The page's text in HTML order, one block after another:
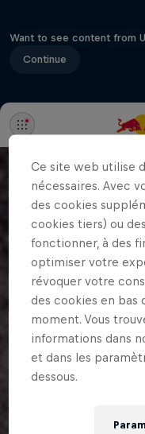
Want to see content from
Continue
Ce site web utilise
nécessaires. Avec
des cookies
cookies tiers) ou
fonctionner, à des
optimiser votre
révoquer votre
des cookies en bas
moment. Vous
informations dans
et dans les
dessous.